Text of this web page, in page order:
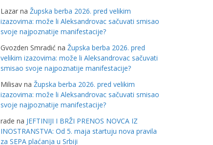
Lazar na Župska berba 2026. pred velikim
izazovima: može li Aleksandrovac sačuvati smisao
svoje najpoznatije manifestacije?
Gvozden Smradić na Župska berba 2026. pred
velikim izazovima: može li Aleksandrovac sačuvati
smisao svoje najpoznatije manifestacije?
Milisav na Župska berba 2026. pred velikim
izazovima: može li Aleksandrovac sačuvati smisao
svoje najpoznatije manifestacije?
rade na JEFTINIJI I BRŽI PRENOS NOVCA IZ
INOSTRANSTVA: Od 5. maja startuju nova pravila
za SEPA plaćanja u Srbiji